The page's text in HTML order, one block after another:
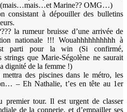
(mais…mais…et Marine?? OMG…)
consistant à dépouiller des bulletins
la rumeur bruisse d’une arrivée de
nationale !!! Wouahhhhhhhhhh à
parti pour la win (Si confirmé,
strings que Marie-Ségolène ne saurait
dignité de la femme !)
des piscines dans le métro, les
– Eh Nathalie, t’es en tête au 1er
tour. Il est urgent de classer
de la connerie, et d’empailler ses